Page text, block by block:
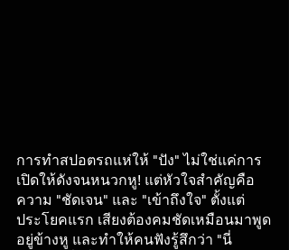
การทำสปอตรถแห่ให้ "ปัง" ไม่ใช่แค่การ
เปิดให้ดังจนหนวกหู! แต่หัวใจสำคัญคือ
ความ "ชัดเจน" และ "เข้าถึงใจ" ตั้งแต่
ประโยคแรก เสียงต้องคมชัดเหมือนมาพูด
อยู่ข้างหู และทำให้คนฟังรู้สึกว่า "นี่